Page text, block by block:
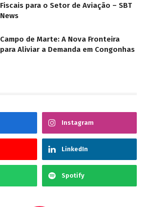
Fiscais para o Setor de Aviação – SBT
News
Campo de Marte: A Nova Fronteira
para Aliviar a Demanda em Congonhas
Instagram
LinkedIn
Spotify